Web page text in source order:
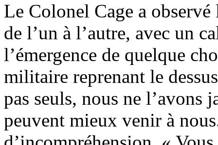
Le Colonel Cage a
de l’un à l’autre, avec un
l’émergence de quelque
militaire reprenant le
pas seuls, nous ne l’avons
peuvent mieux venir à